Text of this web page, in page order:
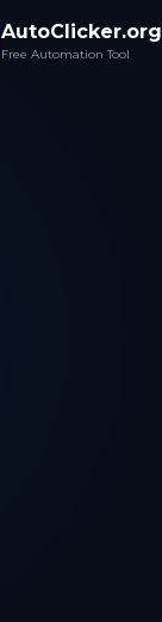
AutoClicker.org
Free Automation Tool